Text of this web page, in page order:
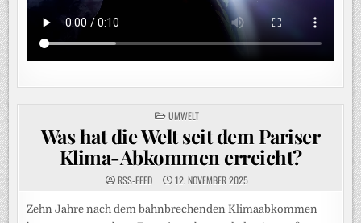
POSTED
IN
UMWELT
Was hat die Welt seit dem Pariser
Klima-Abkommen erreicht?
RSS-FEED 12. NOVEMBER 2025
Zehn Jahre nach dem bahnbrechenden Klimaabkommen